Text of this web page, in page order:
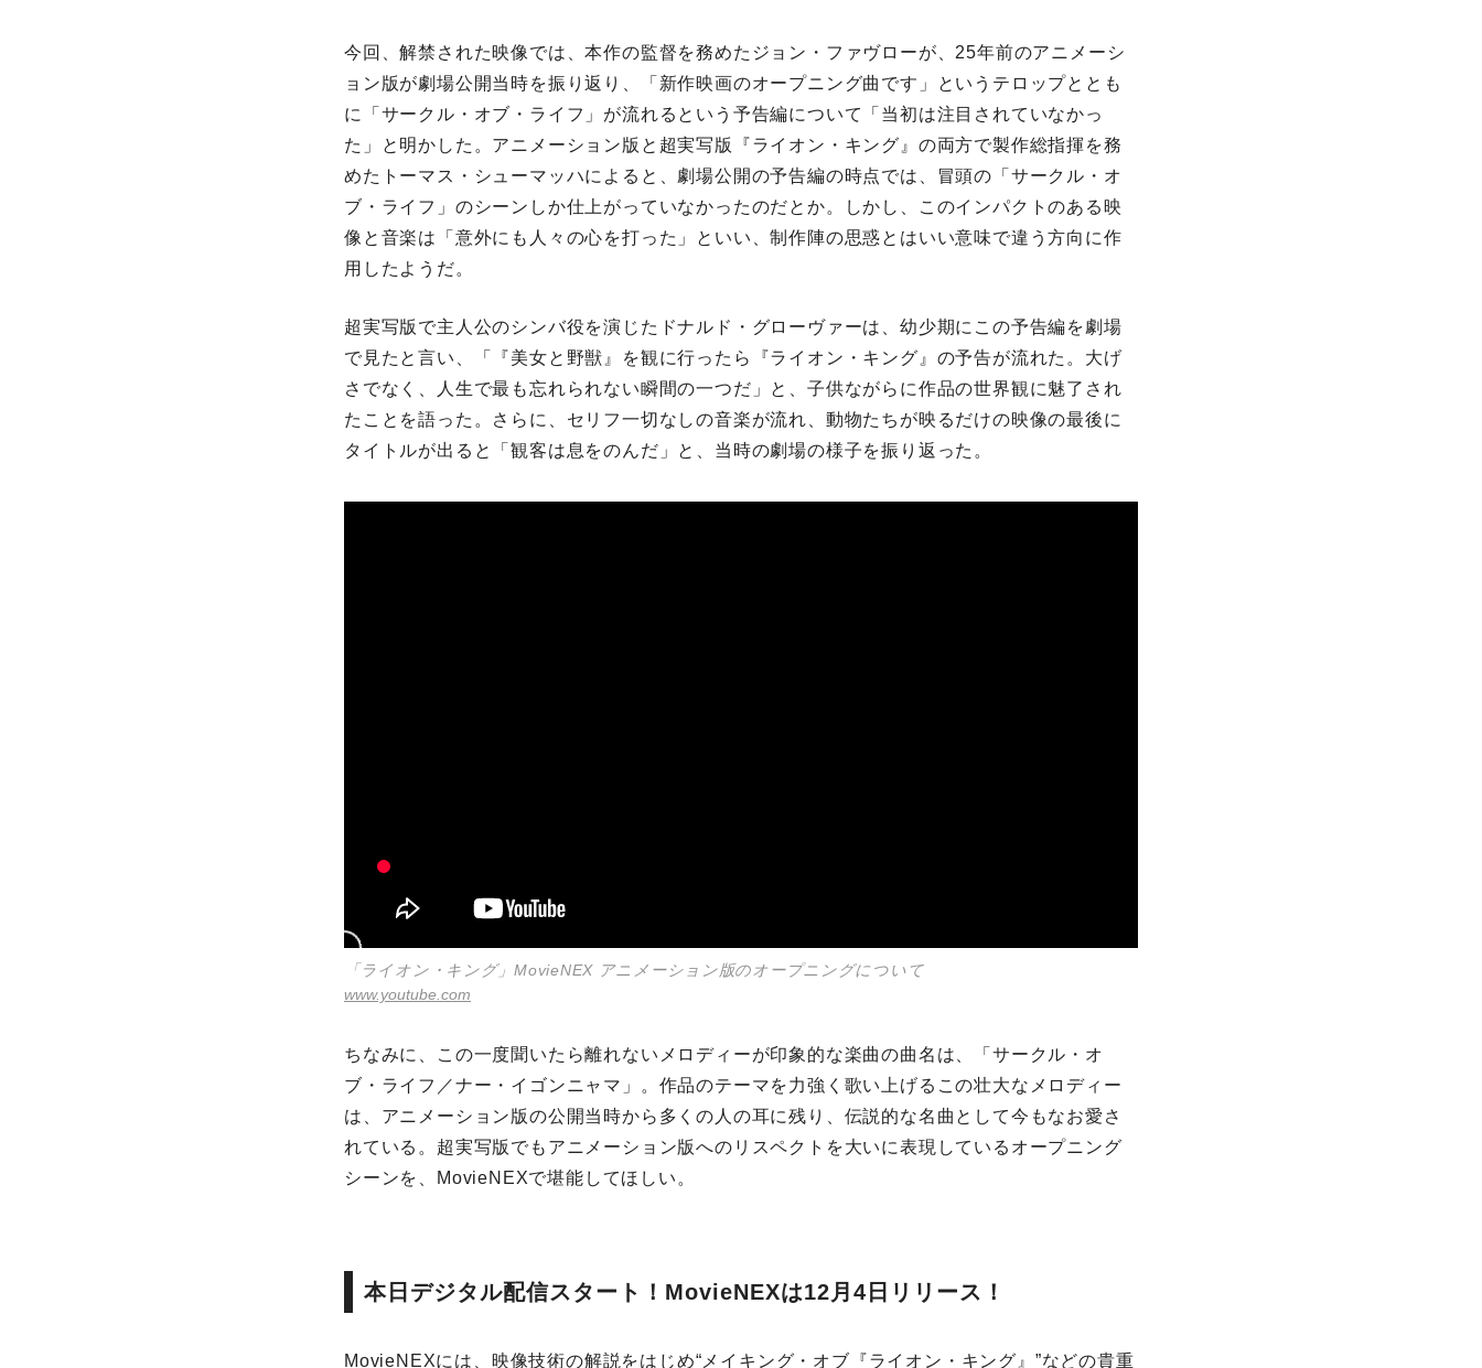
今回、解禁された映像では、本作の監督を務めたジョン・ファヴローが、25年前のアニメーシ
ョン版が劇場公開当時を振り返り、「新作映画のオープニング曲です」というテロップととも
に「サークル・オブ・ライフ」が流れるという予告編について「当初は注目されていなかっ
た」と明かした。アニメーション版と超実写版『ライオン・キング』の両方で製作総指揮を務
めたトーマス・シューマッハによると、劇場公開の予告編の時点では、冒頭の「サークル・オ
ブ・ライフ」のシーンしか仕上がっていなかったのだとか。しかし、このインパクトのある映
像と音楽は「意外にも人々の心を打った」といい、制作陣の思惑とはいい意味で違う方向に作
用したようだ。
超実写版で主人公のシンバ役を演じたドナルド・グローヴァーは、幼少期にこの予告編を劇場
で見たと言い、「『美女と野獣』を観に行ったら『ライオン・キング』の予告が流れた。大げ
さでなく、人生で最も忘れられない瞬間の一つだ」と、子供ながらに作品の世界観に魅了され
たことを語った。さらに、セリフ一切なしの音楽が流れ、動物たちが映るだけの映像の最後に
タイトルが出ると「観客は息をのんだ」と、当時の劇場の様子を振り返った。
「ライオン・キング」MovieNEX アニメーション版のオープニングについて
www.youtube.com
ちなみに、この一度聞いたら離れないメロディーが印象的な楽曲の曲名は、「サークル・オ
ブ・ライフ／ナー・イゴンニャマ」。作品のテーマを力強く歌い上げるこの壮大なメロディー
は、アニメーション版の公開当時から多くの人の耳に残り、伝説的な名曲として今もなお愛さ
れている。超実写版でもアニメーション版へのリスペクトを大いに表現しているオープニング
シーンを、MovieNEXで堪能してほしい。
本日デジタル配信スタート！MovieNEXは12月4日リリース！
MovieNEXには、映像技術の解説をはじめ“メイキング・オブ『ライオン・キング』”などの貴重